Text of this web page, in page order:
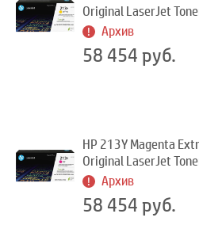
Original LaserJet
Архив
58 454 руб.
HP 213Y Magenta
Original LaserJet
Архив
58 454 руб.